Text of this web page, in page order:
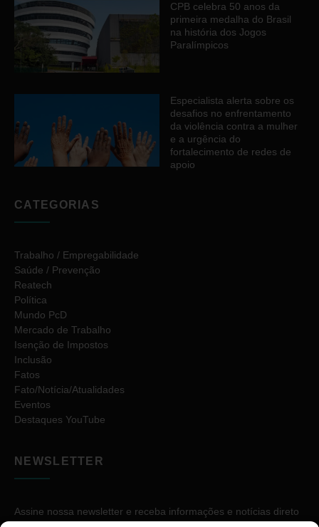
CPB celebra 50 anos da
primeira medalha do Brasil
na história dos Jogos
Paralímpicos
Especialista alerta sobre os
desafios no enfrentamento
da violência contra a mulher
e a urgência do
fortalecimento de redes de
apoio
CATEGORIAS
Trabalho / Empregabilidade
Saúde / Prevenção
Reatech
Política
Mundo PcD
Mercado de Trabalho
Isenção de Impostos
Inclusão
Fatos
Fato/Notícia/Atualidades
Eventos
Destaques YouTube
NEWSLETTER
Assine nossa newsletter e receba informações e notícias direto